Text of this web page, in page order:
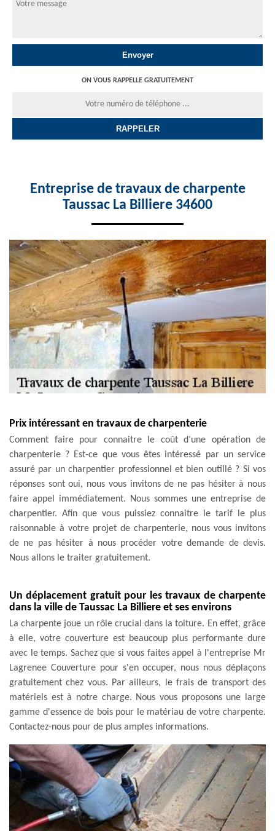
ON VOUS RAPPELLE GRATUITEMENT
Entreprise de travaux de charpente
Taussac La Billiere 34600
Prix intéressant en travaux de charpenterie
Comment faire pour connaitre le coût d’une opération de
charpenterie ? Est-ce que vous êtes intéressé par un service
assuré par un charpentier professionnel et bien outillé ? Si vos
réponses sont oui, nous vous invitons de ne pas hésiter à nous
faire appel immédiatement. Nous sommes une entreprise de
charpentier. Afin que vous puissiez connaitre le tarif le plus
raisonnable à votre projet de charpenterie, nous vous invitons
de ne pas hésiter à nous procéder votre demande de devis.
Nous allons le traiter gratuitement.
Un déplacement gratuit pour les travaux de charpente
dans la ville de Taussac La Billiere et ses environs
La charpente joue un rôle crucial dans la toiture. En effet, grâce
à elle, votre couverture est beaucoup plus performante dure
avec le temps. Sachez que si vous faites appel à l'entreprise Mr
Lagrenee Couverture pour s'en occuper, nous nous déplaçons
gratuitement chez vous. Par ailleurs, le frais de transport des
matériels est à notre charge. Nous vous proposons une large
gamme d'essence de bois pour le matériau de votre charpente.
Contactez-nous pour de plus amples informations.